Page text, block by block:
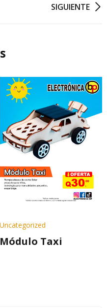
SIGUIENTE
Uncategorized
Módulo Taxi